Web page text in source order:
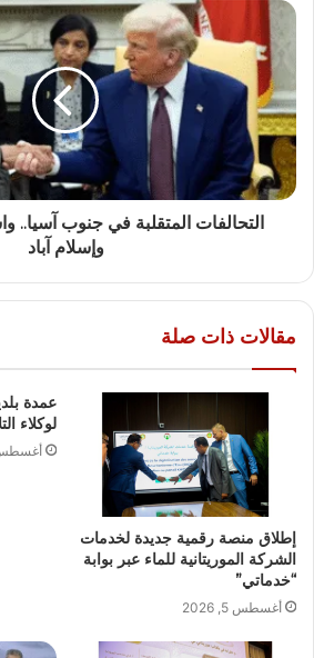
التحالفات المتقلبة في جنوب آسيا..
وإسلام آباد
مقالات ذات صلة
إطلاق منصة رقمية جديدة لخدمات
الشركة الموريتانية للماء عبر بوابة
“خدماتي”
أغسطس 5, 2026
عمدة
لوكلاء
أغسطس 4,